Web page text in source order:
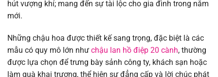
hút vượng khí; mang đến sự tài lộc cho gia đình trong năm
mới.
Những chậu hoa được thiết kế sang trọng, đặc biệt là các
mẫu có quy mô lớn như chậu lan hồ điệp 20 cành, thường
được lựa chọn để trưng bày sảnh công ty, khách sạn hoặc
làm quà khai trương, thể hiện sự đẳng cấp và lời chúc phát